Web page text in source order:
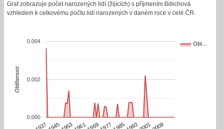
Graf zobrazuje počet narozených lidí (žijících) s příjmením Billichová
vzhledem k celkovému počtu lidí narozených v daném roce v celé ČR.
Obl…
0.000
0.002
0.004
Oblíbenost